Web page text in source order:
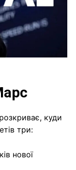
куди
три:
нової